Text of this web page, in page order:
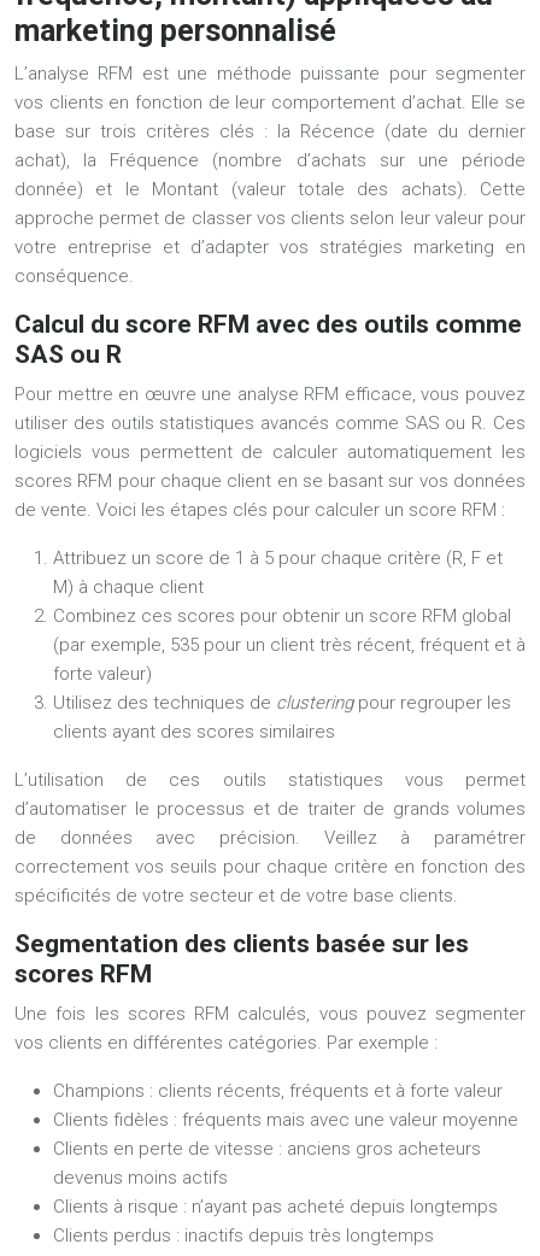
marketing personnalisé
L’analyse RFM est une méthode puissante pour segmenter
vos clients en fonction de leur comportement d’achat. Elle se
base sur trois critères clés : la Récence (date du dernier
achat), la Fréquence (nombre d’achats sur une période
donnée) et le Montant (valeur totale des achats). Cette
approche permet de classer vos clients selon leur valeur pour
votre entreprise et d’adapter vos stratégies marketing en
conséquence.
Calcul du score RFM avec des outils comme
SAS ou R
Pour mettre en œuvre une analyse RFM efficace, vous pouvez
utiliser des outils statistiques avancés comme SAS ou R. Ces
logiciels vous permettent de calculer automatiquement les
scores RFM pour chaque client en se basant sur vos données
de vente. Voici les étapes clés pour calculer un score RFM :
Attribuez un score de 1 à 5 pour chaque critère (R, F et
M) à chaque client
Combinez ces scores pour obtenir un score RFM global
(par exemple, 535 pour un client très récent, fréquent et à
forte valeur)
Utilisez des techniques de clustering pour regrouper les
clients ayant des scores similaires
L’utilisation de ces outils statistiques vous permet
d’automatiser le processus et de traiter de grands volumes
de données avec précision. Veillez à paramétrer
correctement vos seuils pour chaque critère en fonction des
spécificités de votre secteur et de votre base clients.
Segmentation des clients basée sur les
scores RFM
Une fois les scores RFM calculés, vous pouvez segmenter
vos clients en différentes catégories. Par exemple :
Champions : clients récents, fréquents et à forte valeur
Clients fidèles : fréquents mais avec une valeur moyenne
Clients en perte de vitesse : anciens gros acheteurs
devenus moins actifs
Clients à risque : n’ayant pas acheté depuis longtemps
Clients perdus : inactifs depuis très longtemps